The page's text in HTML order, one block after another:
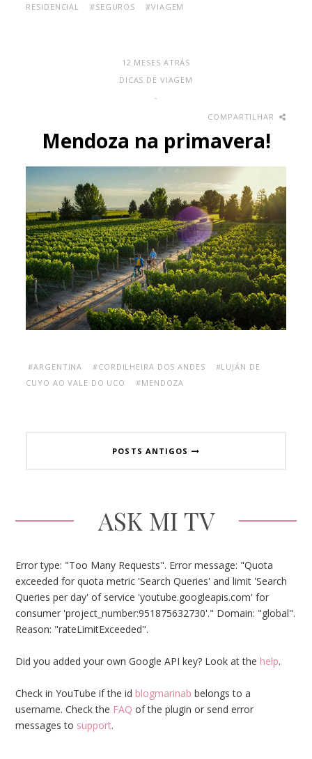
RESIDENCIAL
#SEGUROS #VIAGEM
12 MESES ATRÁS
DICAS DE VIAGEM
-
COMPARTILHAR
Mendoza na primavera!
#ARGENTINA #CORDILHEIRA DOS ANDES
#LUJÁN DE
CUYO AO VALE DO UCO
#MENDOZA
POSTS ANTIGOS
ASK MI TV
Error type: "Too Many Requests". Error message: "Quota
exceeded for quota metric 'Search Queries' and limit 'Search
Queries per day' of service 'youtube.googleapis.com' for
consumer 'project_number:951875632730'." Domain: "global".
Reason: "rateLimitExceeded".
Did you added your own Google API key? Look at the help.
Check in YouTube if the id blogmarinab belongs to a
username. Check the FAQ of the plugin or send error
messages to support.